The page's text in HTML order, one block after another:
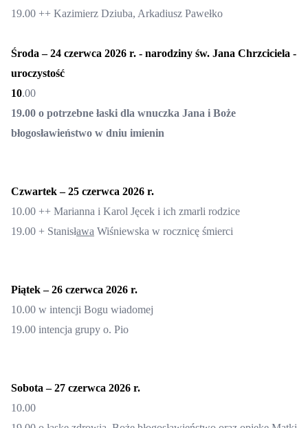
19.00 ++ Kazimierz Dziuba, Arkadiusz Pawełko
Środa –24 czerwca 2026 r. - narodziny św. Jana Chrzciciela -
uroczystość
10.00
19.00 o potrzebne łaski dla wnuczka Jana i Boże
błogosławieństwo w dniu imienin
Czwartek –25 czerwca 2026 r.
10.00 ++ Marianna i Karol Jęcek i ich zmarli rodzice
19.00 + Stanisława Wiśniewska w rocznicę śmierci
Piątek –26 czerwca 2026 r.
10.00 w intencji Bogu wiadomej
19.00 intencja grupy o. Pio
Sobota – 27 czerwca 2026 r.
10.00